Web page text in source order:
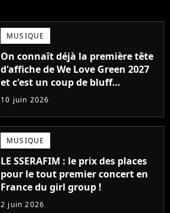
MUSIQUE
On connaît déjà la première tête
d'affiche de We Love Green 2027
et c'est un coup de bluff
monumental
10 juin 2026
MUSIQUE
LE SSERAFIM : le prix des places
pour le tout premier concert en
France du girl group !
2 juin 2026